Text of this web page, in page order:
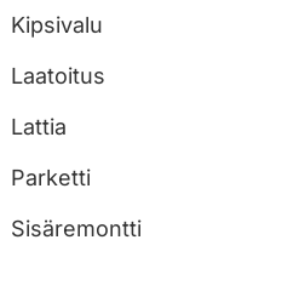
Kipsivalu
Laatoitus
Lattia
Parketti
Sisäremontti